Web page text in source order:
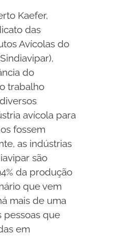
Kaefer,
das
Avícolas do
do
trabalho
avícola para
fossem
as indústrias
são
da produção
que vem
mais de uma
pessoas que
em